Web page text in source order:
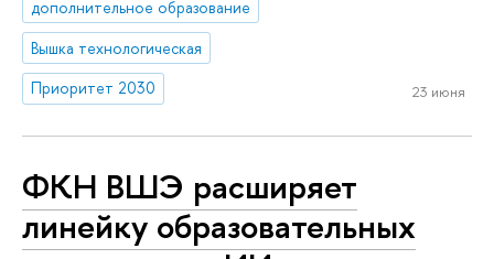
дополнительное образование
Вышка технологическая
Приоритет 2030
23 июня
ФКН ВШЭ расширяет
линейку образовательных